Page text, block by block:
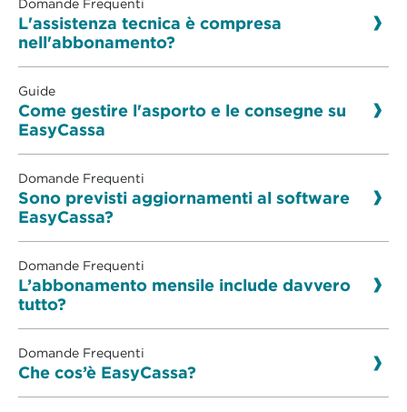
Domande Frequenti
L'assistenza tecnica è compresa
nell'abbonamento?
Guide
Come gestire l'asporto e le consegne su
EasyCassa
Domande Frequenti
Sono previsti aggiornamenti al software
EasyCassa?
Domande Frequenti
L’abbonamento mensile include davvero
tutto?
Domande Frequenti
Che cos’è EasyCassa?